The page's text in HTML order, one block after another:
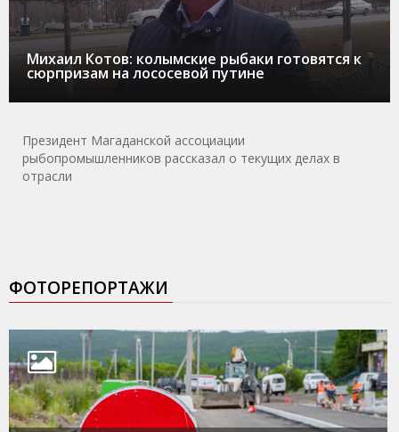
Михаил Котов: колымские рыбаки готовятся к
сюрпризам на лососевой путине
Президент Магаданской ассоциации
рыбопромышленников рассказал о текущих делах в
отрасли
ФОТОРЕПОРТАЖИ